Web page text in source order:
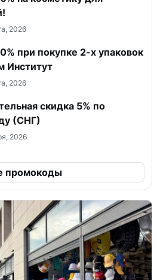
2026
при покупке 2-х упаковок
Институт
2026
скидка 5% по
(СНГ)
2026
промокоды